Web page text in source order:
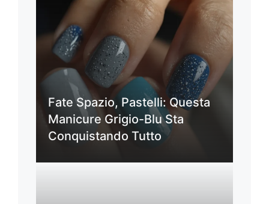
Fate Spazio, Pastelli: Questa
Manicure Grigio-Blu Sta
Conquistando Tutto